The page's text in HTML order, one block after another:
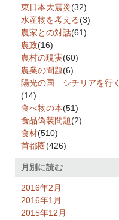
東日本大震災(32)
水産物を考える(3)
農家との対話(61)
農政(16)
農村の現実(60)
農業の問題(6)
陽光の国 シチリアを行く
(14)
食べ物の本(51)
食品偽装問題(2)
食材(510)
首都圏(426)
月別に読む
2016年2月
2016年1月
2015年12月